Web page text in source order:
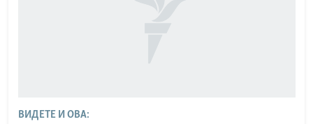
ВИДЕТЕ И ОВА: